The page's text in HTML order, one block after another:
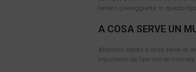
terreno pianeggiante. In questo
A COSA SERVE UN
Abbiamo capito a cosa serve un
importante da fare con un